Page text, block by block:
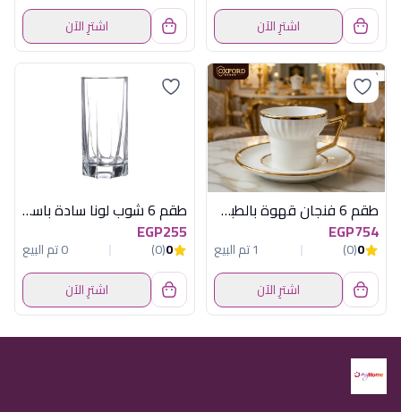
اشترِ الآن
اشترِ الآن
طقم 6 فنجان قهوة بالطبق اكسفورد OX146
EGP754
0
(0)
1 تم البيع
اشترِ الآن
طقم 6 شوب لونا سادة باسابتشة
EGP255
0
(0)
0 تم البيع
اشترِ الآن